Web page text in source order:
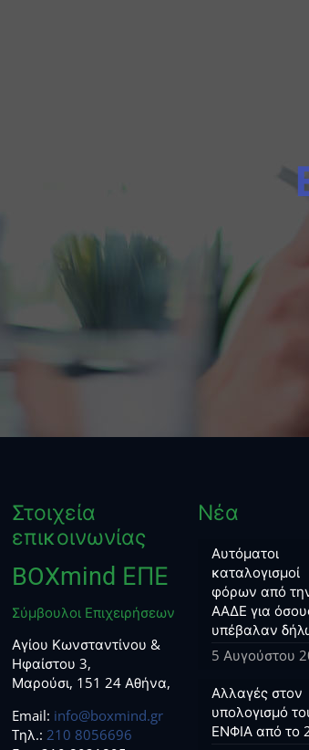
Στοιχεία
επικοινωνίας
BOXmind ΕΠΕ
Σύμβουλοι Επιχειρήσεων
Αγίου Κωνσταντίνου &
Ηφαίστου 3,
Μαρούσι, 151 24 Αθήνα,
Email: info@boxmind.gr
Tηλ.: 210 8056696
Νέα
Αυτόματοι
καταλογισμοί
φόρων από
ΑΑΔΕ για
υπέβαλαν
5 Αυγούστου
Αλλαγές στον
υπολογισμό
ΕΝΦΙΑ από το